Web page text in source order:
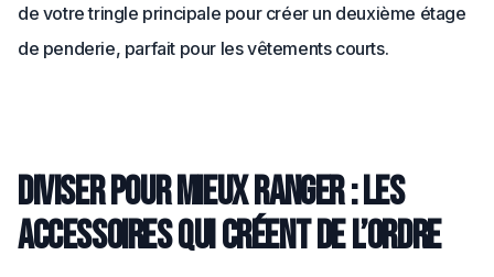
de votre tringle principale pour créer un deuxième étage
de penderie, parfait pour les vêtements courts.
Diviser pour mieux ranger : les
accessoires qui créent de l’ordre